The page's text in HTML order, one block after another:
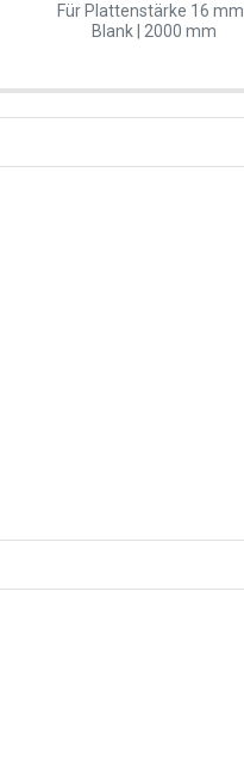
Für Plattenstärke 16 mm |
Blank | 2000 mm